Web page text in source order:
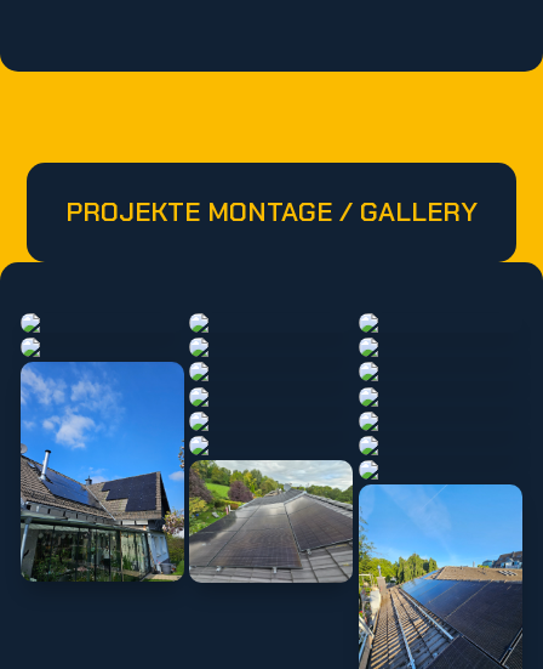
PROJEKTE MONTAGE / GALLERY